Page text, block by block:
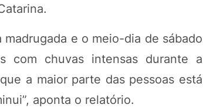
e o meio-dia de sábado
com chuvas intensas durante a
a maior parte das pessoas está
aponta o relatório.